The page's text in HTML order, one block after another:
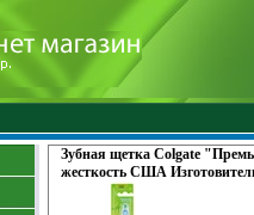
Зубная щетка Colgate
жесткость США
сертифицирован инфо 1701o.